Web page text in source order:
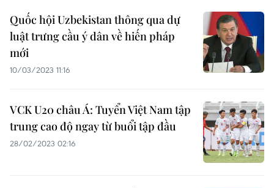
Quốc hội Uzbekistan thông qua dự
luật trưng cầu ý dân về hiến pháp
mới
10/03/2023 11:16
VCK U20 châu Á: Tuyển Việt Nam tập
trung cao độ ngay từ buổi tập đầu
28/02/2023 02:16